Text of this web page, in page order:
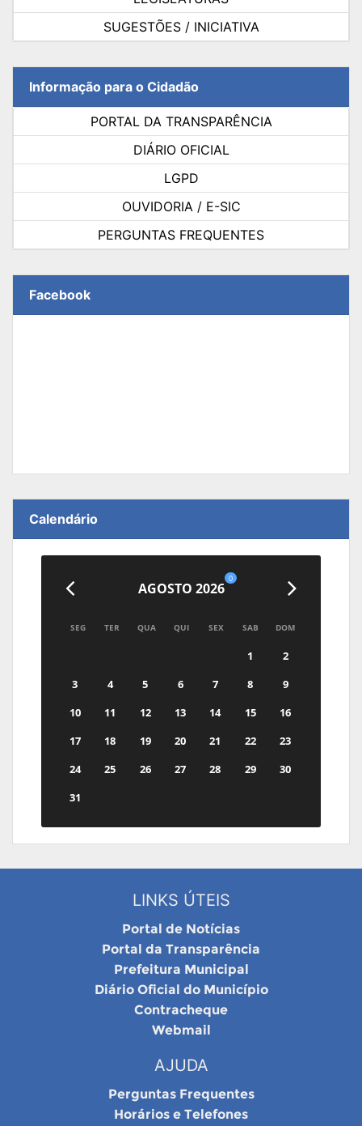
SUGESTÕES / INICIATIVA
Informação para o Cidadão
PORTAL DA TRANSPARÊNCIA
DIÁRIO OFICIAL
LGPD
OUVIDORIA / E-SIC
PERGUNTAS FREQUENTES
Facebook
Calendário
AGOSTO 2026
0
SEG TER QUA QUI SEX SAB DOM
1
2
3
4 5 6 7 8
9
10
11 12 13 14 15
16
17
18 19 20 21 22
23
24
25 26 27 28 29
30
31
LINKS ÚTEIS
Portal de Notícias
Portal da Transparência
Prefeitura Municipal
Diário Oficial do Município
Contracheque
Webmail
AJUDA
Perguntas Frequentes
Horários e Telefones